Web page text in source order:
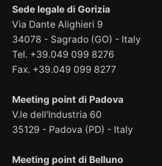
Sede legale di Gorizia
Via Dante Alighieri 9
34078 - Sagrado (GO) - Italy
Tel. +39.049 099 8276
Fax. +39.049 099 8277
Meeting point di Padova
V.le dell'Industria 60
35129 - Padova (PD) - Italy
Meeting point di Belluno